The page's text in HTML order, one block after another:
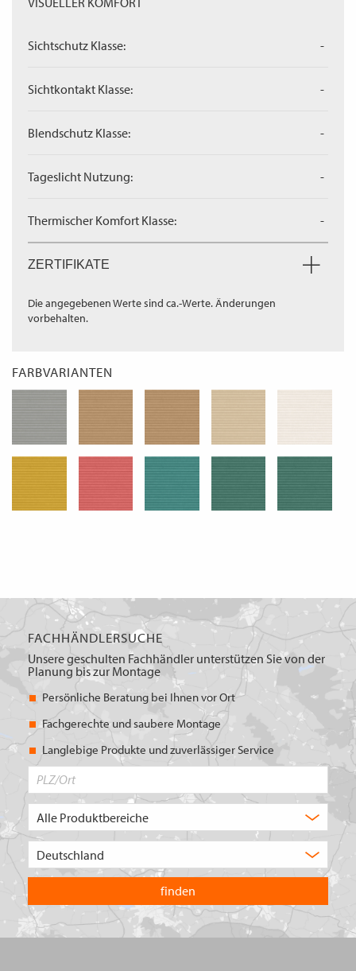
Sichtschutz Klasse: -
Sichtkontakt Klasse: -
Blendschutz Klasse: -
Tageslicht Nutzung: -
Thermischer Komfort Klasse: -
ZERTIFIKATE
Die angegebenen Werte sind ca.-Werte. Änderungen
vorbehalten.
FARBVARIANTEN
FACHHÄNDLERSUCHE
Unsere geschulten Fachhändler unterstützen Sie von der
Planung bis zur Montage
Persönliche Beratung bei Ihnen vor Ort
Fachgerechte und saubere Montage
Langlebige Produkte und zuverlässiger Service
in
welchem
Land
Sie
suchen